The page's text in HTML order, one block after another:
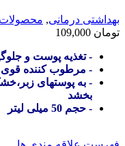
بهداشتی درمانی,
تومان
- تغذیه پوست و
- مرطوب کننده قوی
- به پوستهای
بخشد
- حجم 50 میلی لیتر